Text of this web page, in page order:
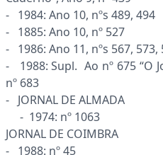
- 1984: Ano 10, nºs 489, 494
- 1885: Ano 10, nº 527
- 1986: Ano 11, nºs 567, 573,
- 1988: Supl. Ao nº 675 “O
nº 683
- JORNAL DE ALMADA
- 1974: nº 1063
JORNAL DE COIMBRA
- 1988: nº 45